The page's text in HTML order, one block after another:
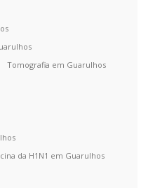
Tomografia em Guarulhos
da H1N1 em Guarulhos